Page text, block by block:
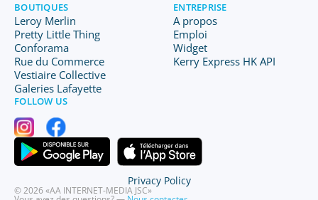
BOUTIQUES
Leroy Merlin
Pretty Little Thing
Conforama
Rue du Commerce
Vestiaire Collective
Galeries Lafayette
ENTREPRISE
A propos
Emploi
Widget
Kerry Express HK API
FOLLOW US
© 2026 «AA INTERNET-MEDIA JSC»
Privacy Policy